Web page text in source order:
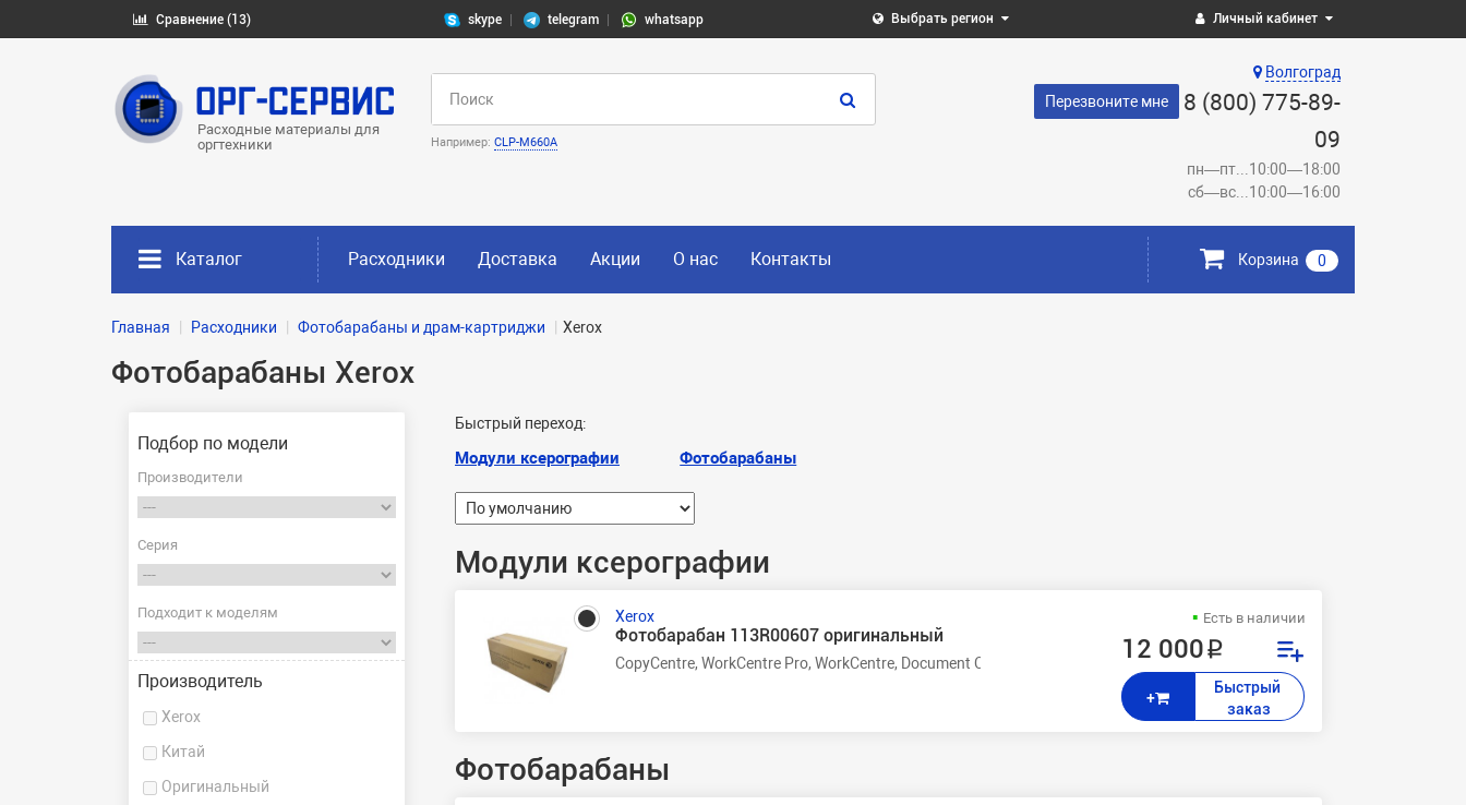
Сравнение (13) skype telegram whatsapp Выбрать регион Личный кабинет
Расходные материалы для
оргтехники
Например: CLP-M660A
Волгоград
Перезвоните мне
8 (800) 775-89-
09
пн—пт...10:00—18:00
сб—вс...10:00—16:00
Каталог Расходники Доставка Акции О нас Контакты Корзина 0
Главная Расходники Фотобарабаны и драм-картриджи Xerox
Фотобарабаны Xerox
Подбор по модели
Производители
Серия
Подходит к моделям
Производитель
Xerox
Китай
Оригинальный
Быстрый переход:
Модули ксерографии Фотобарабаны
Модули ксерографии
Xerox
Фотобарабан 113R00607 оригинальный
CopyCentre, WorkCentre Pro, WorkCentre, Document Centre 5030,5050,5638, 35,45,55,238 DC 535,545,555
Есть в наличии
12 000 ₽
+
Быстрый
заказ
Фотобарабаны